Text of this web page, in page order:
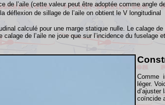
de l’aile (cette valeur peut être adoptée comme angle
déflexion de sillage de l’aile on obtient le V longitudinal
calculé pour une marge statique nulle. Le calage
de l’aile ne joue que sur l’incidence du
Comme
léger.
d’ajuster
coïncide